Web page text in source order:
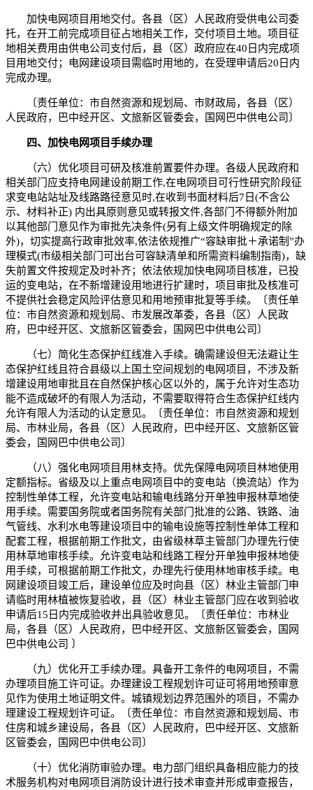
加快电网项目用地交付。各县（区）人民政府受供电公司委
托，在开工前完成项目征占地相关工作，交付项目土地。项目征
地相关费用由供电公司支付后，县（区）政府应在40日内完成项
目用地交付；电网建设项目需临时用地的，在受理申请后20日内
完成办理。
〔责任单位：市自然资源和规划局、市财政局，各县（区）
人民政府，巴中经开区、文旅新区管委会，国网巴中供电公司〕
四、加快电网项目手续办理
（六）优化项目可研及核准前置要件办理。各级人民政府和
相关部门应支持电网建设前期工作,在电网项目可行性研究阶段征
求变电站站址及线路路径意见时,在收到书面材料后7日(不含公
示、材料补正) 内出具原则意见或转报文件,各部门不得额外附加
以其他部门意见作为审批先决条件(另有上级文件明确规定的除
外)，切实提高行政审批效率,依法依规推广“容缺审批＋承诺制”办
理模式(市级相关部门可出台可容缺清单和所需资料编制指南)，缺
失前置文件按规定及时补齐；依法依规加快电网项目核准，已投
运的变电站，在不新增建设用地进行扩建时，项目审批及核准可
不提供社会稳定风险评估意见和用地预审批复等手续。〔责任单
位：市自然资源和规划局、市发展改革委，各县（区）人民政
府，巴中经开区、文旅新区管委会，国网巴中供电公司〕
（七）简化生态保护红线准入手续。确需建设但无法避让生
态保护红线且符合县级以上国土空间规划的电网项目，不涉及新
增建设用地审批且在自然保护核心区以外的，属于允许对生态功
能不造成破坏的有限人为活动，不需要取得符合生态保护红线内
允许有限人为活动的认定意见。〔责任单位：市自然资源和规划
局、市林业局，各县（区）人民政府，巴中经开区、文旅新区管
委会，国网巴中供电公司〕
（八）强化电网项目用林支持。优先保障电网项目林地使用
定额指标。省级及以上重点电网项目中的变电站（换流站）作为
控制性单体工程，允许变电站和输电线路分开单独申报林草地使
用手续。需要国务院或者国务院有关部门批准的公路、铁路、油
气管线、水利水电等建设项目中的输电设施等控制性单体工程和
配套工程，根据前期工作批文，由省级林草主管部门办理先行使
用林草地审核手续。允许变电站和线路工程分开单独申报林地使
用手续，可根据前期工作批文，办理先行使用林地审核手续。电
网建设项目竣工后，建设单位应及时向县（区）林业主管部门申
请临时用林植被恢复验收，县（区）林业主管部门应在收到验收
申请后15日内完成验收并出具验收意见。〔责任单位：市林业
局，各县（区）人民政府，巴中经开区、文旅新区管委会，国网
巴中供电公司 〕
（九）优化开工手续办理。具备开工条件的电网项目，不需
办理项目施工许可证。办理建设工程规划许可证可将用地预审意
见作为使用土地证明文件。城镇规划边界范围外的项目，不需办
理建设工程规划许可证。〔责任单位：市自然资源和规划局、市
住房和城乡建设局，各县（区）人民政府，巴中经开区、文旅新
区管委会，国网巴中供电公司〕
（十）优化消防审验办理。电力部门组织具备相应能力的技
术服务机构对电网项目消防设计进行技术审查并形成审查报告，